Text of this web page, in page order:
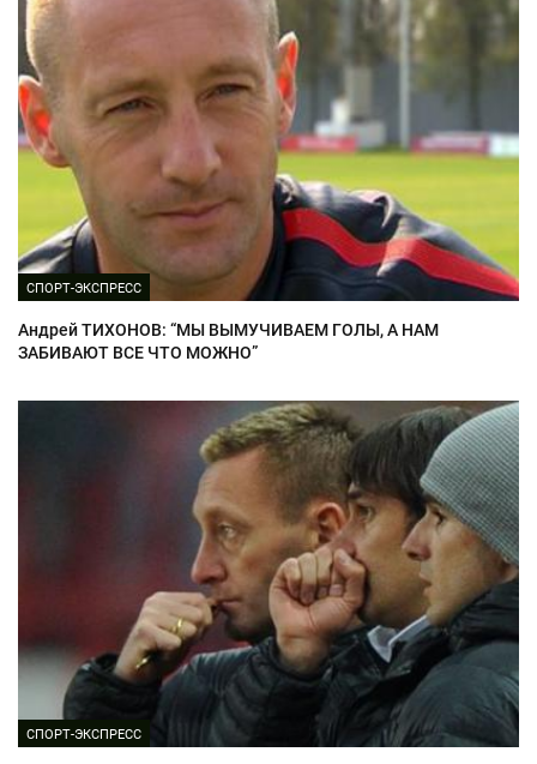
СПОРТ-ЭКСПРЕСС
Андрей ТИХОНОВ: “МЫ ВЫМУЧИВАЕМ ГОЛЫ, А НАМ
ЗАБИВАЮТ ВСЕ ЧТО МОЖНО”
СПОРТ-ЭКСПРЕСС